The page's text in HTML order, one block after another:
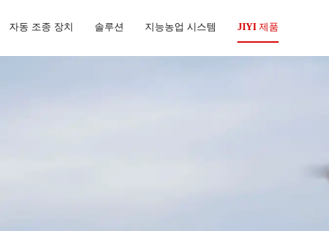
자동 조종 장치 솔루션 지능농업 시스템 JIYI 제품